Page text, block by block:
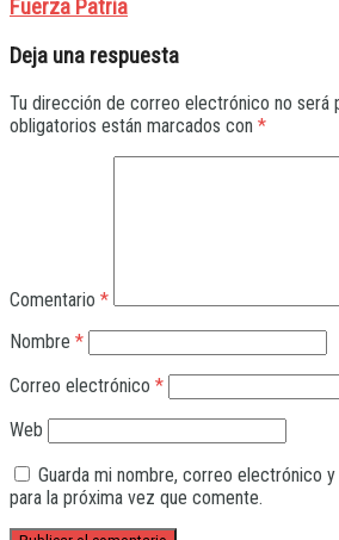
Fuerza Patria
Deja una respuesta
Tu dirección de correo electrónico no será
obligatorios están marcados con *
Comentario *
Nombre *
Correo electrónico *
Web
Guarda mi nombre, correo electrónico
para la próxima vez que comente.